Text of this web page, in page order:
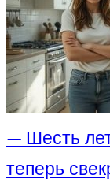
— Шесть
теперь